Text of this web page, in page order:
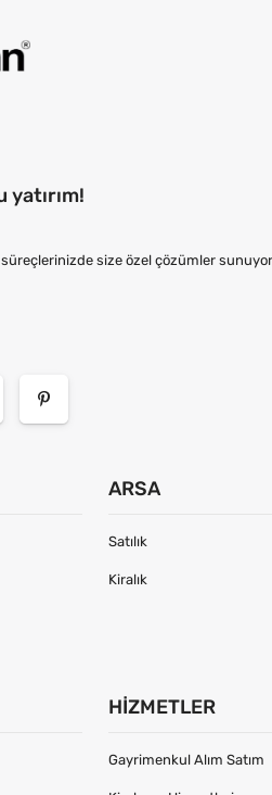
süreçlerinizde size özel çözümler
ARSA
Satılık
Kiralık
HIZMETLER
Gayrimenkul Alım Satım